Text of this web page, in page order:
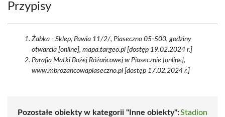
Przypisy
Żabka - Sklep, Pawia 11/2/, Piaseczno 05-500, godziny
otwarcia [online], mapa.targeo.pl [dostęp 19.02.2024 r.]
Parafia Matki Bożej Różańcowej w Piasecznie [online],
www.mbrozancowapiaseczno.pl [dostęp 17.02.2024 r.]
Pozostałe obiekty w kategorii "Inne obiekty":Stadion